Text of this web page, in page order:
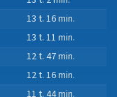
13 t. 16 min.
13 t. 11 min.
12 t. 47 min.
12 t. 16 min.
11 t. 44 min.